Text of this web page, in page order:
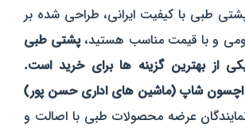
طبی با کیفیت ایرانی، طراحی شده بر
و با قیمت مناسب هستید،پشتی طبی
اچسون شاپ (ماشین‌ های اداری حسن‌ پور)
عرضه محصولات طبی با اصالت و